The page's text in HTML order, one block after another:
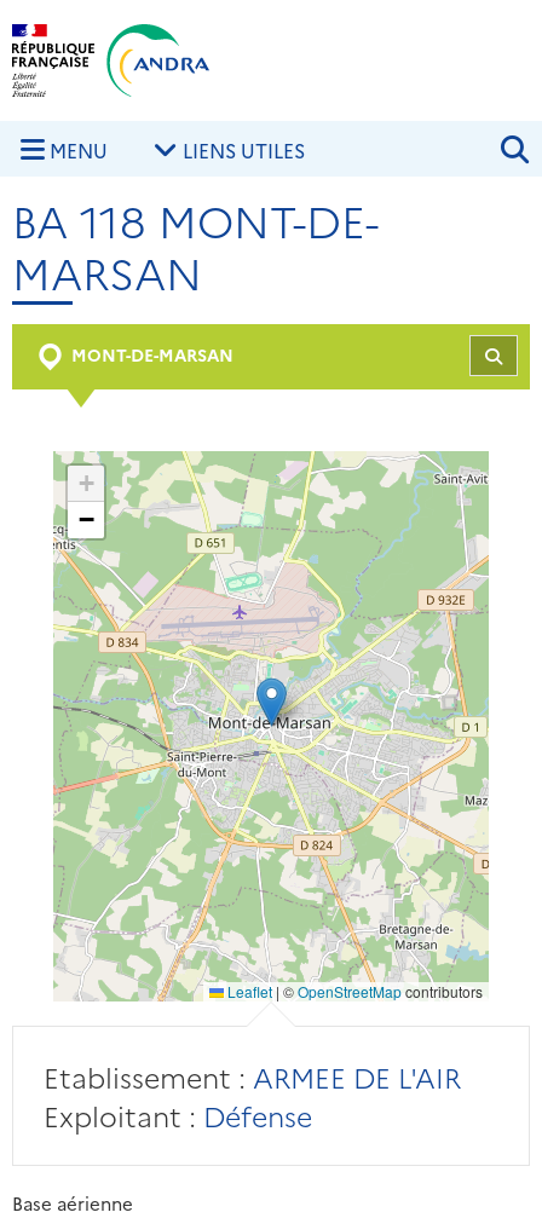
Aller au contenu principal
MENU LIENS UTILES
BA 118 MONT-DE-
MARSAN
MONT-DE-MARSAN
+
−
Leaflet | ©OpenStreetMapcontributors
Etablissement : ARMEE DE L'AIR
Exploitant : Défense
Base aérienne